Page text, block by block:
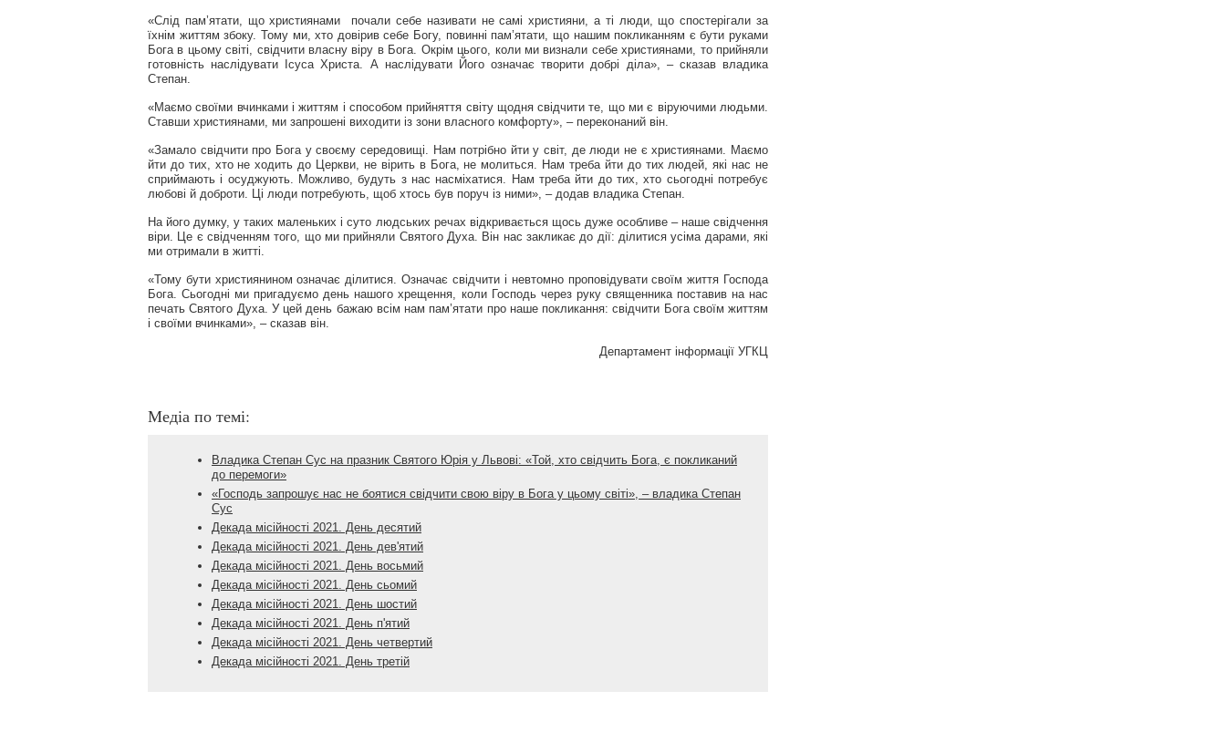
«Слід пам’ятати, що християнами почали себе називати не самі християни, а ті люди, що спостерігали за
їхнім життям збоку. Тому ми, хто довірив себе Богу, повинні пам’ятати, що нашим покликанням є бути руками
Бога в цьому світі, свідчити власну віру в Бога. Окрім цього, коли ми визнали себе християнами, то прийняли
готовність наслідувати Ісуса Христа. А наслідувати Його означає творити добрі діла», – сказав владика
Степан.
«Маємо своїми вчинками і життям і способом прийняття світу щодня свідчити те, що ми є віруючими людьми.
Ставши християнами, ми запрошені виходити із зони власного комфорту», – переконаний він.
«Замало свідчити про Бога у своєму середовищі. Нам потрібно йти у світ, де люди не є християнами. Маємо
йти до тих, хто не ходить до Церкви, не вірить в Бога, не молиться. Нам треба йти до тих людей, які нас не
сприймають і осуджують. Можливо, будуть з нас насміхатися. Нам треба йти до тих, хто сьогодні потребує
любові й доброти. Ці люди потребують, щоб хтось був поруч із ними», – додав владика Степан.
На його думку, у таких маленьких і суто людських речах відкривається щось дуже особливе – наше свідчення
віри. Це є свідченням того, що ми прийняли Святого Духа. Він нас закликає до дії: ділитися усіма дарами, які
ми отримали в житті.
«Тому бути християнином означає ділитися. Означає свідчити і невтомно проповідувати своїм життя Господа
Бога. Сьогодні ми пригадуємо день нашого хрещення, коли Господь через руку священника поставив на нас
печать Святого Духа. У цей день бажаю всім нам пам’ятати про наше покликання: свідчити Бога своїм життям
і своїми вчинками», – сказав він.
Департамент інформації УГКЦ
Медіа по темі:
Владика Степан Сус на празник Святого Юрія у Львові: «Той, хто свідчить Бога, є покликаний
до перемоги»
«Господь запрошує нас не боятися свідчити свою віру в Бога у цьому світі», – владика Степан
Сус
Декада місійності 2021. День десятий
Декада місійності 2021. День дев'ятий
Декада місійності 2021. День восьмий
Декада місійності 2021. День сьомий
Декада місійності 2021. День шостий
Декада місійності 2021. День п'ятий
Декада місійності 2021. День четвертий
Декада місійності 2021. День третій